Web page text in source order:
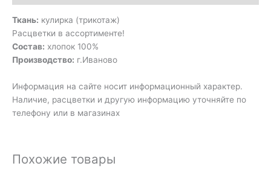
Ткань: кулирка (трикотаж)
Расцветки в ассортименте!
Состав: хлопок 100%
Производство: г.Иваново
Информация на сайте носит информационный характер.
Наличие, расцветки и другую информацию уточняйте по
телефону или в магазинах
Похожие товары